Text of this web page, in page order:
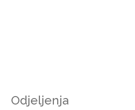
Odjeljenja